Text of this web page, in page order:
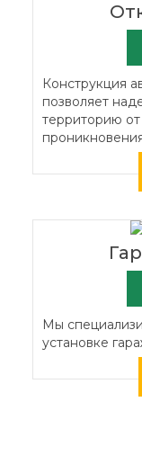
Конструкция
позволяет
территорию
Мы
установке